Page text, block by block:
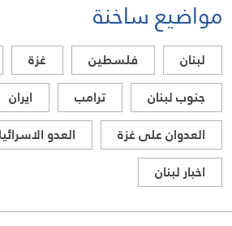
مواضيع ساخنة
لبنان فلسطين غزة
جنوب لبنان
ترامب
ايران
العدوان على غزة
العدو
اخبار لبنان